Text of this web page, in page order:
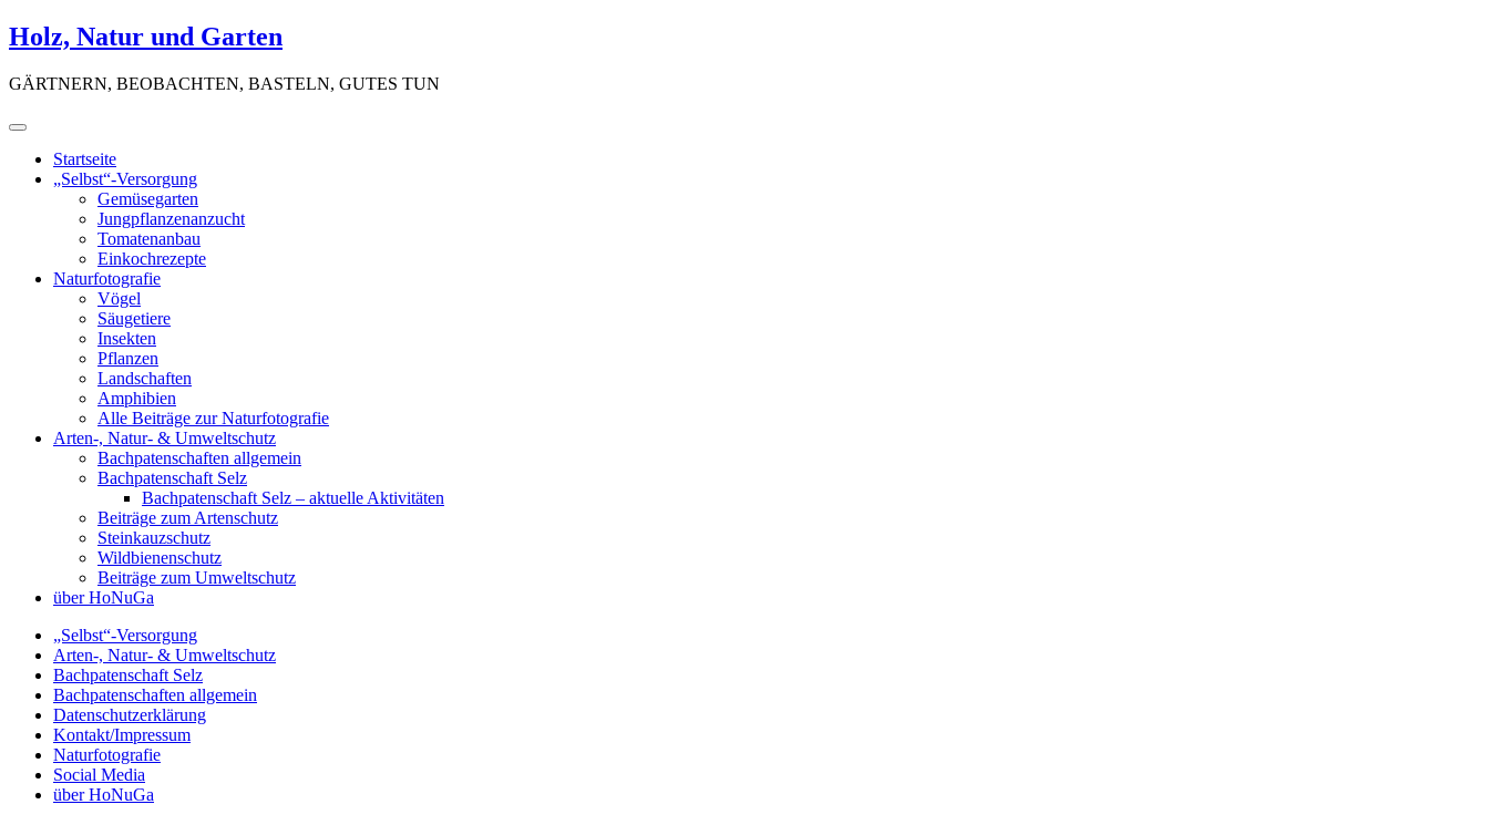
Skip
to
content
Holz, Natur und Garten
GÄRTNERN, BEOBACHTEN, BASTELN, GUTES TUN
Startseite
„Selbst“-Versorgung
Gemüsegarten
Jungpflanzenanzucht
Tomatenanbau
Einkochrezepte
Naturfotografie
Vögel
Säugetiere
Insekten
Pflanzen
Landschaften
Amphibien
Alle Beiträge zur Naturfotografie
Arten-, Natur- & Umweltschutz
Bachpatenschaften allgemein
Bachpatenschaft Selz
Bachpatenschaft Selz – aktuelle Aktivitäten
Beiträge zum Artenschutz
Steinkauzschutz
Wildbienenschutz
Beiträge zum Umweltschutz
über HoNuGa
„Selbst“-Versorgung
Arten-, Natur- & Umweltschutz
Bachpatenschaft Selz
Bachpatenschaften allgemein
Datenschutzerklärung
Kontakt/Impressum
Naturfotografie
Social Media
über HoNuGa